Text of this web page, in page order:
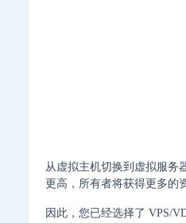
从虚拟主机切换到虚拟服务
更高，所有者将获得更多的
因此，您已经选择了 VPS/